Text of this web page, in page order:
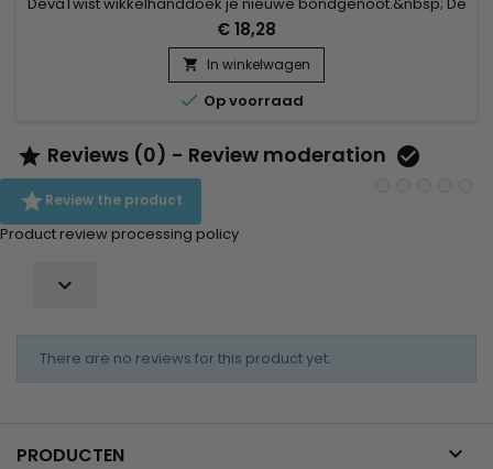
zachte microvezelstof helpt je krullen drogen zonder ze te
beschadigen zoals een badstof handdoek.&nbsp; De ruime
halvemaanvorm is geschikt voor alle soorten krullen en zit
stevig vast zodat je andere dingen kunt doen terwijl je
krullen...
€ 18,28
 In winkelwagen
 Op voorraad
 Reviews (0) - Review moderation 
Review the product
Product review processing policy

There are no reviews for this product yet.
PRODUCTEN 